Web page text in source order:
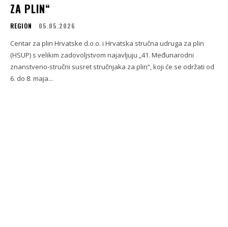
ZA PLIN“
REGION 05.05.2026
Centar za plin Hrvatske d.o.o. i Hrvatska stručna udruga za plin
(HSUP) s velikim zadovoljstvom najavljuju „41. Međunarodni
znanstveno-stručni susret stručnjaka za plin“, koji će se održati od
6. do 8. maja...